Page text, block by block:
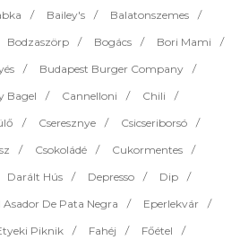
Bailey's
Balatonszemes
Bodzaszörp Bogács
Bori Mami
Budapest Burger Company
Bagel Cannelloni
Chili
Cseresznye
Csicseriborsó
Csokoládé
Cukormentes
Darált Hús Depresso
Dip
Asador De Pata Negra
Eperlekvár
Piknik Fahéj
Főétel